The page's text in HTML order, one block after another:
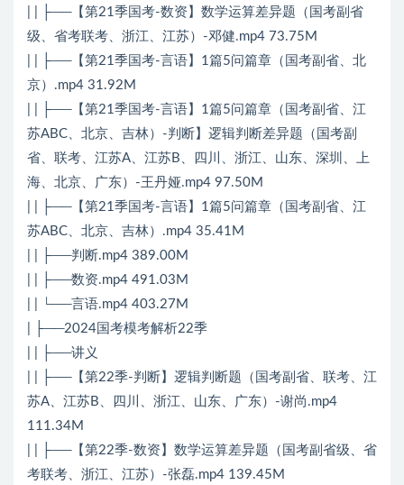
| | ├──【第21季国考-数资】数学运算差异题（国考副省
级、省考联考、浙江、江苏）-邓健.mp4 73.75M
| | ├──【第21季国考-言语】1篇5问篇章（国考副省、北
京）.mp4 31.92M
| | ├──【第21季国考-言语】1篇5问篇章（国考副省、江
苏ABC、北京、吉林）-判断】逻辑判断差异题（国考副
省、联考、江苏A、江苏B、四川、浙江、山东、深圳、上
海、北京、广东）-王丹娅.mp4 97.50M
| | ├──【第21季国考-言语】1篇5问篇章（国考副省、江
苏ABC、北京、吉林）.mp4 35.41M
| | ├──判断.mp4 389.00M
| | ├──数资.mp4 491.03M
| | └──言语.mp4 403.27M
| ├──2024国考模考解析22季
| | ├──讲义
| | ├──【第22季-判断】逻辑判断题（国考副省、联考、江
苏A、江苏B、四川、浙江、山东、广东）-谢尚.mp4
111.34M
| | ├──【第22季-数资】数学运算差异题（国考副省级、省
考联考、浙江、江苏）-张磊.mp4 139.45M